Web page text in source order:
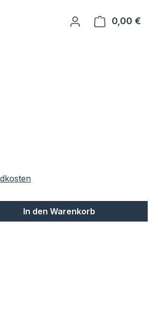
0,00 €
den gewünschten Wert
In den Warenkorb